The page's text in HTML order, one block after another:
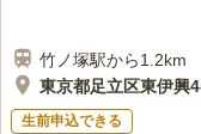
竹ノ塚駅から1.2km
東京都足立区東伊興
生前申込できる